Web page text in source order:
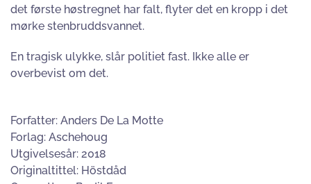
det første høstregnet har falt, flyter det en kropp i det
mørke stenbruddsvannet.
En tragisk ulykke, slår politiet fast. Ikke alle er
overbevist om det.
Forfatter: Anders De La Motte
Forlag: Aschehoug
Utgivelsesår: 2018
Originaltittel: Höstdåd